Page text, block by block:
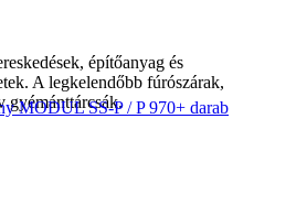
építőanyag és
A legkelendőbb fúrószárak,
gyémánttárcsák.